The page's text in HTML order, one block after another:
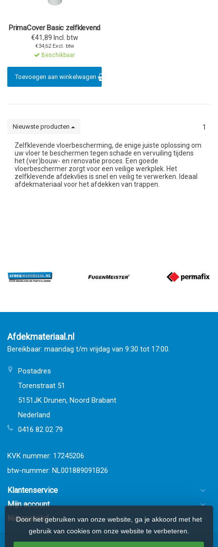
PrimaCover Basic zelfklevend
€41,89 Incl. btw
€34,62 Excl. btw
Beschikbaar
Toevoegen aan winkelwagen
Nieuwste producten 1
Zelfklevende vloerbescherming, de enige juiste oplossing om
uw vloer te beschermen tegen schade en vervuiling tijdens
het (ver)bouw- en renovatie proces. Een goede
vloerbeschermer zorgt voor een veilige werkplek. Het
zelfklevende afdekvlies is snel en veilig te verwerken. Ideaal
afdekmateriaal voor het afdekken van trappen.
Afdekmateriaal.nl
Bereikbaar: maandag t/m vrijdag van 9:30 tot 17:00.
Postadres
Torenstraat 51
5151JK Drunen, Noord Brabant
Nederland
0416 82 02 79
KVK nummer: 17245206
btw-nummer: NL001889091B26
Klantenservice
Mijn account
Nieuwsbrief
Door het gebruiken van onze website, ga je akkoord met het
gebruik van cookies om onze website te verbeteren.